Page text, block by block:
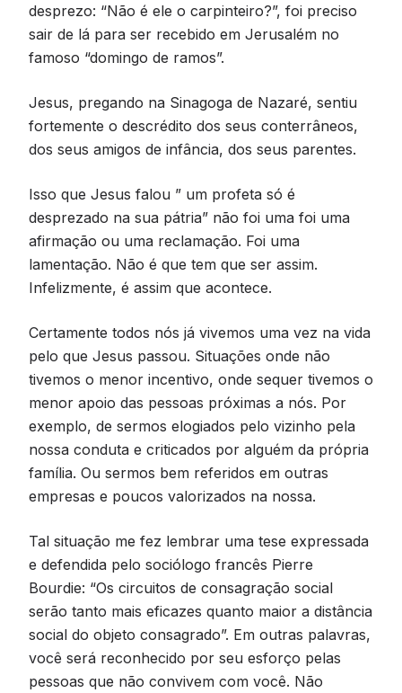
desprezo: “Não é ele o carpinteiro?”, foi preciso
sair de lá para ser recebido em Jerusalém no
famoso “domingo de ramos”.
Jesus, pregando na Sinagoga de Nazaré, sentiu
fortemente o descrédito dos seus conterrâneos,
dos seus amigos de infância, dos seus parentes.
Isso que Jesus falou ” um profeta só é
desprezado na sua pátria” não foi uma foi uma
afirmação ou uma reclamação. Foi uma
lamentação. Não é que tem que ser assim.
Infelizmente, é assim que acontece.
Certamente todos nós já vivemos uma vez na vida
pelo que Jesus passou. Situações onde não
tivemos o menor incentivo, onde sequer tivemos o
menor apoio das pessoas próximas a nós. Por
exemplo, de sermos elogiados pelo vizinho pela
nossa conduta e criticados por alguém da própria
família. Ou sermos bem referidos em outras
empresas e poucos valorizados na nossa.
Tal situação me fez lembrar uma tese expressada
e defendida pelo sociólogo francês Pierre
Bourdie: “Os circuitos de consagração social
serão tanto mais eficazes quanto maior a distância
social do objeto consagrado”. Em outras palavras,
você será reconhecido por seu esforço pelas
pessoas que não convivem com você. Não